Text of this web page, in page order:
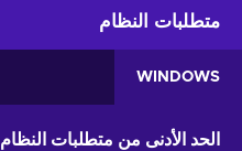
متطلبات النظام
WINDOWS
الحد الأدنى من متطلبات النظام